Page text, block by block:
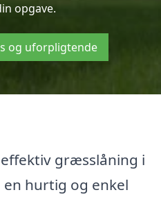
opgave.
og uforpligtende
græsslåning i
en hurtig og enkel